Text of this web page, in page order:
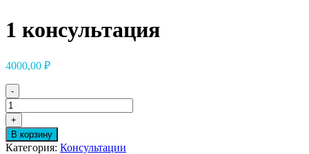
1 консультация
4000,00 ₽
-
Количество
товара
1
консультация
+
В корзину
Категория: Консультации